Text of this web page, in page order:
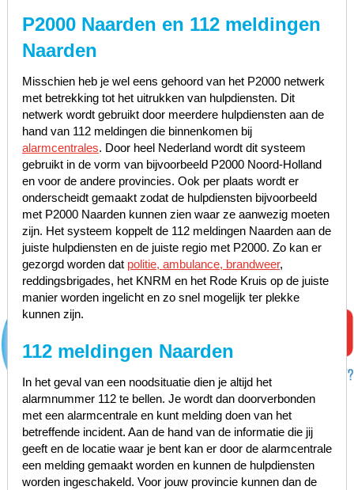
P2000 Naarden en 112 meldingen
Naarden
Misschien heb je wel eens gehoord van het P2000 netwerk
met betrekking tot het uitrukken van hulpdiensten. Dit
netwerk wordt gebruikt door meerdere hulpdiensten aan de
hand van 112 meldingen die binnenkomen bij
alarmcentrales. Door heel Nederland wordt dit systeem
gebruikt in de vorm van bijvoorbeeld P2000 Noord-Holland
en voor de andere provincies. Ook per plaats wordt er
onderscheidt gemaakt zodat de hulpdiensten bijvoorbeeld
met P2000 Naarden kunnen zien waar ze aanwezig moeten
zijn. Het systeem koppelt de 112 meldingen Naarden aan de
juiste hulpdiensten en de juiste regio met P2000. Zo kan er
gezorgd worden dat politie, ambulance, brandweer,
reddingsbrigades, het KNRM en het Rode Kruis op de juiste
manier worden ingelicht en zo snel mogelijk ter plekke
kunnen zijn.
112 meldingen Naarden
In het geval van een noodsituatie dien je altijd het
alarmnummer 112 te bellen. Je wordt dan doorverbonden
met een alarmcentrale en kunt melding doen van het
betreffende incident. Aan de hand van de informatie die jij
geeft en de locatie waar je bent kan er door de alarmcentrale
een melding gemaakt worden en kunnen de hulpdiensten
worden ingeschakeld. Voor jouw provincie kunnen dan de